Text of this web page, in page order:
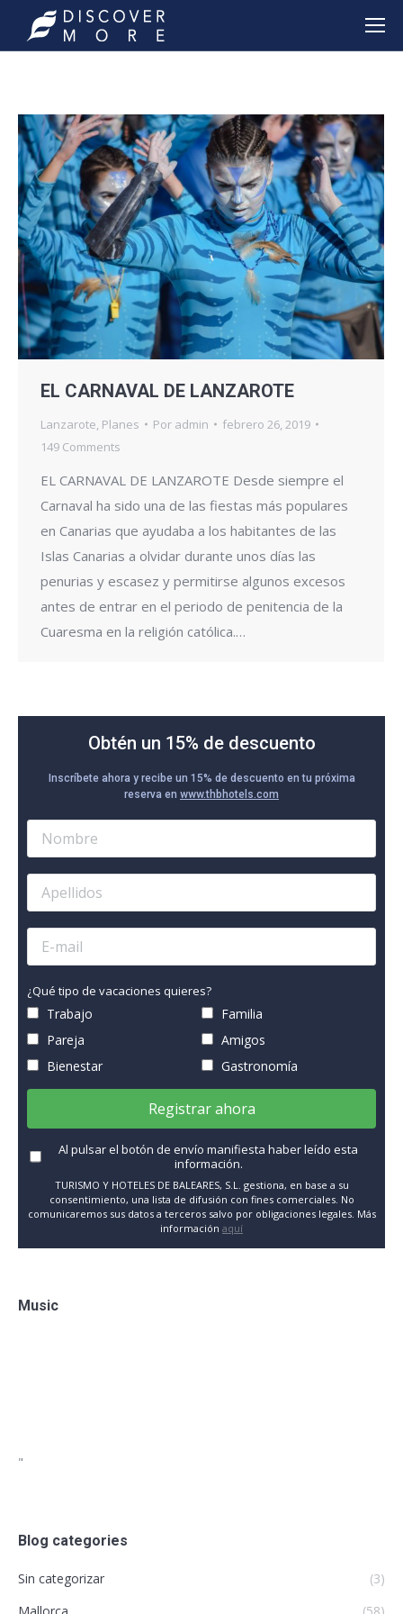
EL CARNAVAL DE LANZAROTE
Lanzarote Planes Por admin
febrero 26, 2019
149 Comments
EL CARNAVAL DE LANZAROTE Desde siempre el
Carnaval ha sido una de las fiestas más populares
en Canarias que ayudaba a los habitantes de las
Islas Canarias a olvidar durante unos días las
penurias y escasez y permitirse algunos excesos
antes de entrar en el periodo de penitencia de la
Cuaresma en la religión católica.…
Obtén un 15% de descuento
Inscríbete ahora y recibe un 15% de descuento en tu próxima
reserva en www.thbhotels.com
¿Qué tipo de vacaciones quieres?
Trabajo
Familia
Pareja
Amigos
Bienestar
Gastronomía
Registrar ahora
Al pulsar el botón de envío manifiesta haber leído esta
información.
TURISMO Y HOTELES DE BALEARES, S.L. gestiona, en base a su
consentimiento, una lista de difusión con fines comerciales. No
comunicaremos sus datos a terceros salvo por obligaciones legales. Más
información aquí
Music
"
Blog categories
Sin categorizar
(3)
Mallorca
(58)